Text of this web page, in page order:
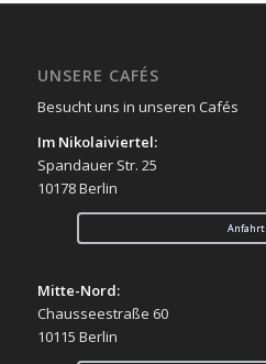
UNSERE CAFÉS
Besucht uns in unseren Cafés
Im Nikolaiviertel:
Spandauer Str. 25
10178 Berlin
Anfahrt
Mitte-Nord:
Chausseestraße 60
10115 Berlin